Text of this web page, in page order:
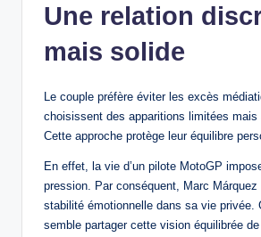
Une relation
mais solide
Le couple préfère éviter les excès
choisissent des apparitions limitées mais
Cette approche protège leur équilibre
En effet, la vie d’un pilote MotoGP
pression. Par conséquent, Marc Márquez
stabilité émotionnelle dans sa vie privée.
semble partager cette vision équilibrée de